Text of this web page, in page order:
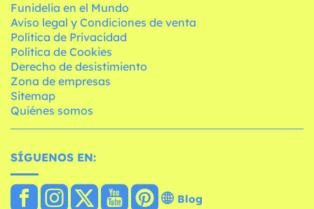
Funidelia en el Mundo
Aviso legal y Condiciones de venta
Política de Privacidad
Política de Cookies
Derecho de desistimiento
Zona de empresas
Sitemap
Quiénes somos
SÍGUENOS EN:
Blog